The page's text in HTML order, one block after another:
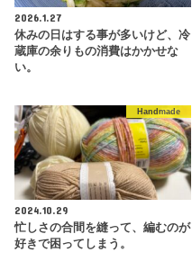
2026.1.27
休みの日はする事が多いけど、冷
蔵庫の余りもの消費はかかせな
い。
Handmade
2024.10.29
忙しさの合間を縫って、編むのが
好きで困ってしまう。